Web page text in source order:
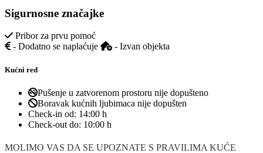
Sigurnosne značajke
Pribor za prvu pomoć
- Dodatno se naplaćuje
- Izvan objekta
Kućni red
Pušenje u zatvorenom prostoru nije dopušteno
Boravak kućnih ljubimaca nije dopušten
Check-in od: 14:00 h
Check-out do: 10:00 h
MOLIMO VAS DA SE UPOZNATE S PRAVILIMA KUĆE